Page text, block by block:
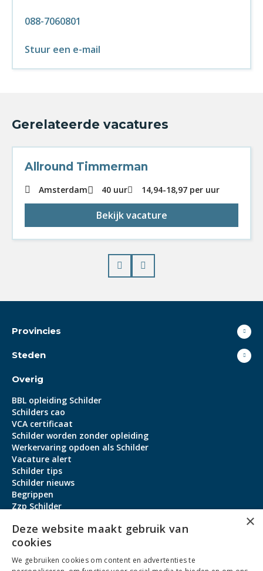
088-7060801
Stuur een e-mail
Gerelateerde vacatures
Allround Timmerman
Amsterdam 40 uur 14,94-18,97 per uur
Bekijk vacature
Prev
Provincies
Steden
Overig
BBL opleiding Schilder
Schilders cao
VCA certificaat
Schilder worden zonder opleiding
Werkervaring opdoen als Schilder
Vacature alert
Schilder tips
Schilder nieuws
Begrippen
Zzp Schilder
Contact
Over ons
×
Deze website maakt gebruik van
cookies
We gebruiken cookies om content en advertenties te